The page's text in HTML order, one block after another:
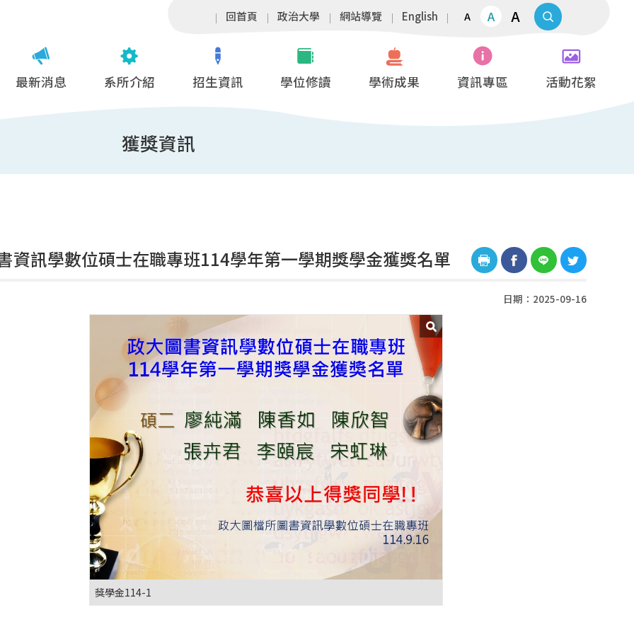
回首頁 政治大學 網站導覽 English A A A
最新消息 系所介紹 招生資訊 學位修讀 學術成果 資訊專區 活動花絮
獲獎資訊
資訊學數位碩士在職專班114學年第一學期獎學金獲獎名單
日期：2025-09-16
獎學金114-1